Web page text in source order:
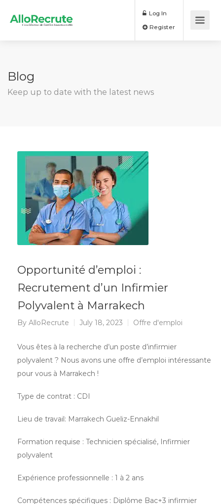
Log In
Blog
Keep up to date with the latest news
Opportunité d’emploi :
Recrutement d’un Infirmier
Polyvalent à Marrakech
By AlloRecrute July 18, 2023 Offre d'emploi
Vous êtes à la recherche d’un poste d’infirmier
polyvalent ? Nous avons une offre d’emploi intéressante
pour vous à Marrakech !
Type de contrat : CDI
Lieu de travail: Marrakech Gueliz-Ennakhil
Formation requise : Technicien spécialisé, Infirmier
polyvalent
Expérience professionnelle : 1 à 2 ans
Compétences spécifiques : Diplôme Bac+3 infirmier